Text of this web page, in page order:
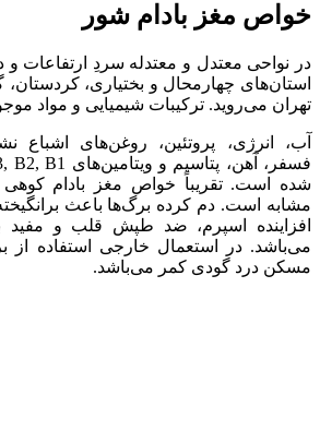
خواص مغز بادام شور
در نواحی معتدل و معتدله سردِ ارتفاعات و
استان‌های چهارمحال و بختیاری، کردستان،
تهران می‌روید. ترکیبات شیمیایی و مواد
آب، انرژی، پروتئین، روغن‌های اشباع
شده است. تقریباً خواص مغز بادام کوهی
مشابه است. دم کرده برگ‌ها باعث
افزاینده اسپرم، ضد طپش قلب و مفید
می‌باشد. در استعمال خارجی استفاده
مسکن درد گودی کمر می‌باشد.